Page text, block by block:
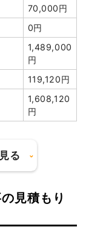
2,134,460円
215,540円
2,350,000円
建て
円
70,000円
0円
1,489,000
円
119,120円
1,608,120
円
る
見積もり